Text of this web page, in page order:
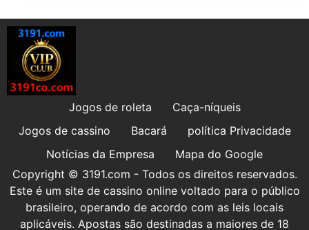
Jogos de roleta
Caça-níqueis
Jogos de cassino
Bacará
política Privacidade
Notícias da Empresa
Mapa do Google
Copyright © 3191.com - Todos os direitos reservados.
Este é um site de cassino online voltado para o público
brasileiro, operando de acordo com as leis locais
aplicáveis. Apostas são destinadas a maiores de 18